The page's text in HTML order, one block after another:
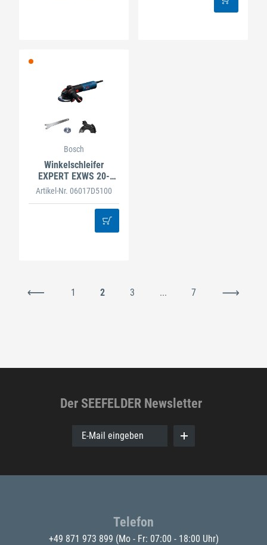
Bosch
Winkelschleifer
EXPERT EXWS 20-
125B
Artikel-Nr. 06017D5100
1 2 3 ... 7
Der SEEFELDER Newsletter
E-Mail eingeben
Telefon
+49 871 973 899 (Mo - Fr: 07:00 - 18:00 Uhr)